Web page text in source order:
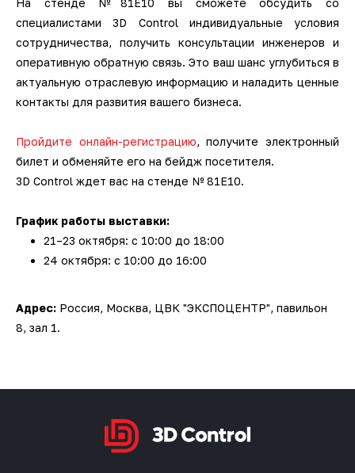
На стенде №81Е10 вы сможете обсудить со
специалистами 3D Control индивидуальные условия
сотрудничества, получить консультации инженеров и
оперативную обратную связь. Это ваш шанс углубиться в
актуальную отраслевую информацию и наладить ценные
контакты для развития вашего бизнеса.
Пройдите онлайн-регистрацию, получите электронный
билет и обменяйте его на бейдж посетителя.
3D Control ждет вас на стенде № 81Е10.
График работы выставки:
21–23 октября: с 10:00 до 18:00
24 октября: с 10:00 до 16:00
Адрес: Россия, Москва, ЦВК "ЭКСПОЦЕНТР", павильон
8, зал 1.
Аксессуары для
метрологического оборудования
Наземные 3D-сканеры АТЛАС
Наземные 3D-сканеры FARO
3D-сканеры для трекеров
3D-сканеры для измерительных
рук
Автоматизация
производственных процессов
ПО Autodesk PowerINSPECT
ПО Inspire
ПО ESI Additive Manufacturing
ПО Volume Graphics
ПО GOM